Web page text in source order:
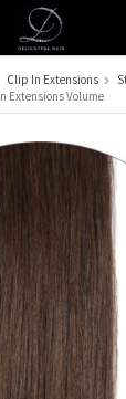
in Ihren Warenkorb
Clip In Extensions
Extensions Volume